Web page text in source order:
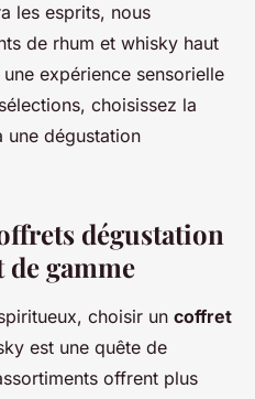
les esprits, nous
de rhum et whisky haut
expérience sensorielle
choisissez la
une dégustation
dégustation
gamme
choisir un coffret
est une quête de
offrent plus